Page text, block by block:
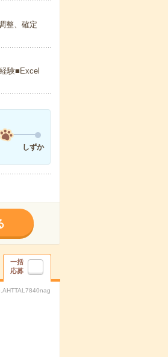
整、確定
験■Excel
しずか
一括
応募